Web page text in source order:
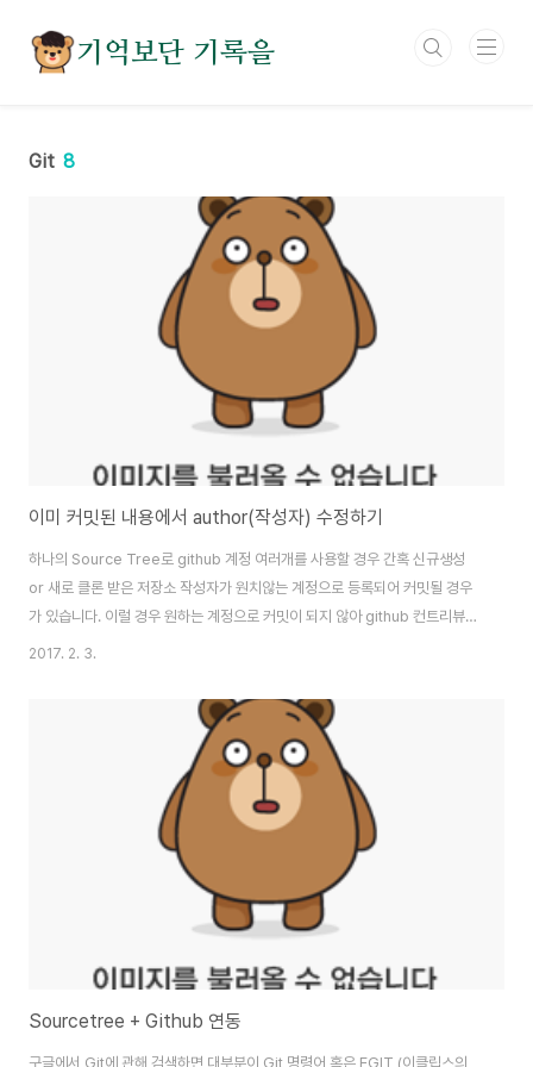
기억보단 기록을
Git 8
이미 커밋된 내용에서 author(작성자) 수정하기
하나의 Source Tree로 github 계정 여러개를 사용할 경우 간혹 신규생성
or 새로 클론 받은 저장소 작성자가 원치않는 계정으로 등록되어 커밋될 경우
가 있습니다. 이럴 경우 원하는 계정으로 커밋이 되지 않아 github 컨트리뷰션
에 남지않는 불상사가 생기는데요, 이럴때 rebase를 이용하여 문제를 해결할
rebase에 대해 좀 더 찾아보고 싶으신 분들은 아웃사이더님의 포스팅과 김찬
웅님의 NDC2016 발표자료(p.38부터) 을 참고 부탁드립니다. 문제상황 로컬
git에 잘못된 github 계정을 등록하여 커밋 & 푸시가 github에 반영이 안되
는 경우 어떻게 해야할까요? 예를 들어 아래와 같이 git작성자에 오타가..
2017. 2. 3.
Sourcetree + Github 연동
구글에서 Git에 관해 검색하면 대부분이 Git 명령어 혹은 EGIT (이클립스의